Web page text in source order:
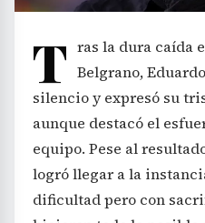
T ras la dura caída
Belgrano,
silencio y expresó su
aunque destacó el
equipo. Pese al
logró llegar a la
dificultad pero con